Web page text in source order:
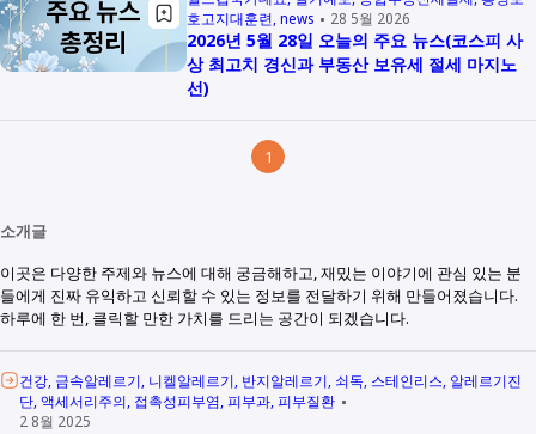
호고지대훈련 news 28 5월 2026
2026년 5월 28일 오늘의 주요 뉴스(코스피 사
상 최고치 경신과 부동산 보유세 절세 마지노
선)
1
소개글
이곳은 다양한 주제와 뉴스에 대해 궁금해하고, 재밌는 이야기에 관심 있는 분
들에게 진짜 유익하고 신뢰할 수 있는 정보를 전달하기 위해 만들어졌습니다.
하루에 한 번, 클릭할 만한 가치를 드리는 공간이 되겠습니다.
건강 금속알레르기 니켈알레르기 반지알레르기 쇠독 스테인리스 알레르기진
단 액세서리주의 접촉성피부염 피부과 피부질환
2 8월 2025